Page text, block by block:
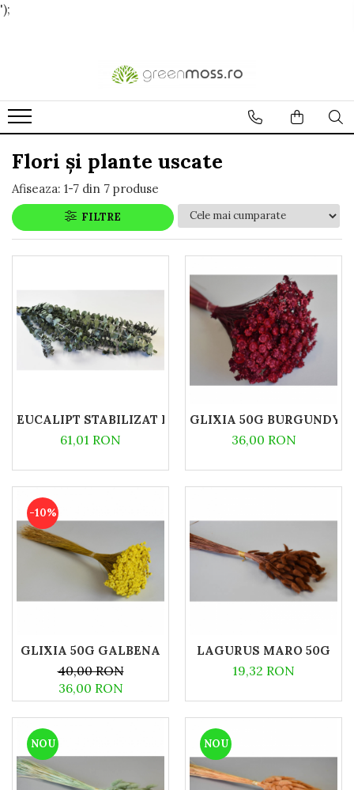
');
Flori și plante uscate
Afiseaza: 1-7 din 7 produse
FILTRE
EUCALIPT STABILIZAT BABY BLUE
61,01 RON
GLIXIA 50G BURGUNDY
36,00 RON
-10%
GLIXIA 50G GALBENA
40,00 RON
36,00 RON
LAGURUS MARO 50G
19,32 RON
NOU NOU